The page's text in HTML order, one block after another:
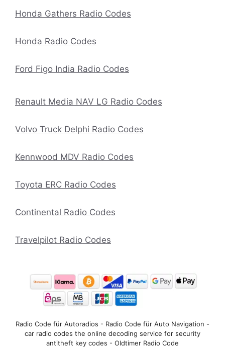
Honda Gathers Radio Codes
Honda Radio Codes
Ford Figo India Radio Codes
Renault Media NAV LG Radio Codes
Volvo Truck Delphi Radio Codes
Kennwood MDV Radio Codes
Toyota ERC Radio Codes
Continental Radio Codes
Travelpilot Radio Codes
Radio Code für Autoradios - Radio Code für Auto Navigation -
car radio codes the online decoding service for security
antitheft key codes - Oldtimer Radio Code